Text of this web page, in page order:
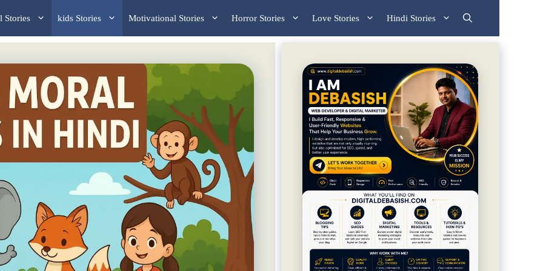
Stories kids Stories Motivational Stories Horror Stories Love Stories Hindi Stories